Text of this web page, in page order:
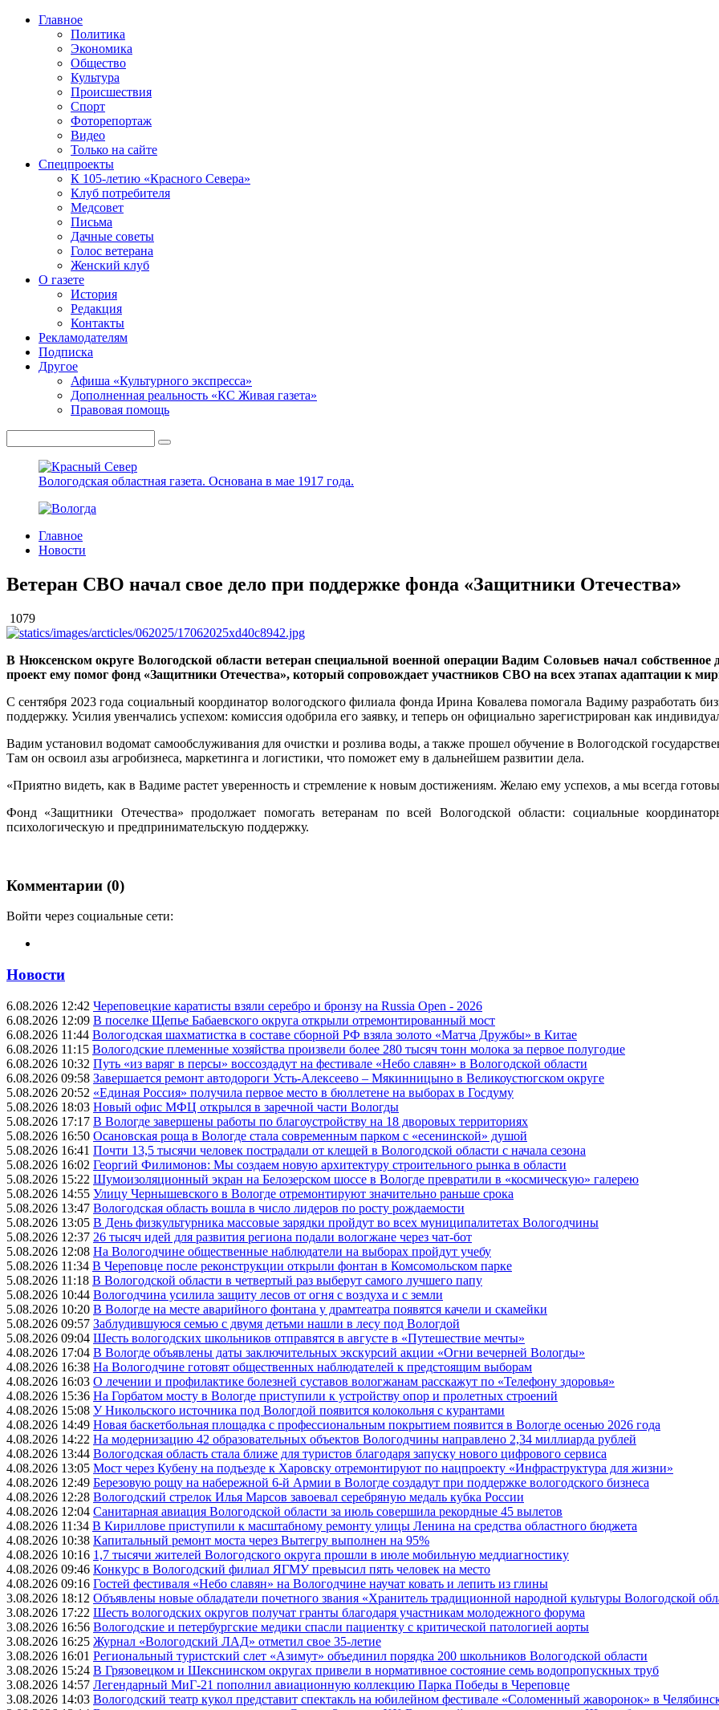
Главное
Политика
Экономика
Общество
Культура
Происшествия
Спорт
Фоторепортаж
Видео
Только на сайте
Спецпроекты
К 105-летию «Красного Севера»
Клуб потребителя
Медсовет
Письма
Дачные советы
Голос ветерана
Женский клуб
О газете
История
Редакция
Контакты
Рекламодателям
Подписка
Другое
Афиша «Культурного экспресса»
Дополненная реальность «КС Живая газета»
Правовая помощь
Вологодская областная газета. Основана в мае 1917 года.
Главное
Новости
Ветеран СВО начал свое дело при поддержке фонда «Защитники Отечества»
1079
В Нюксенском округе Вологодской области ветеран специальной военной операции Вадим Соловьев начал
проект ему помог фонд «Защитники Отечества», который сопровождает участников СВО на всех этапах адаптации к
С сентября 2023 года социальный координатор вологодского филиала фонда Ирина Ковалева помогала Вадиму разработать
поддержку. Усилия увенчались успехом: комиссия одобрила его заявку, и теперь он официально зарегистрирован как
Вадим установил водомат самообслуживания для очистки и розлива воды, а также прошел обучение в Вологодской
Там он освоил азы агробизнеса, маркетинга и логистики, что поможет ему в дальнейшем развитии дела.
«Приятно видеть, как в Вадиме растет уверенность и стремление к новым достижениям. Желаю ему успехов, а мы всегда
Фонд «Защитники Отечества» продолжает помогать ветеранам по всей Вологодской области: социальные
психологическую и предпринимательскую поддержку.
Комментарии (0)
Войти через социальные сети:
Новости
6.08.2026 12:42 Череповецкие каратисты взяли серебро и бронзу на Russia Open - 2026
6.08.2026 12:09 В поселке Щепье Бабаевского округа открыли отремонтированный мост
6.08.2026 11:44 Вологодская шахматистка в составе сборной РФ взяла золото «Матча Дружбы» в Китае
6.08.2026 11:15 Вологодские племенные хозяйства произвели более 280 тысяч тонн молока за первое полугодие
6.08.2026 10:32 Путь «из варяг в персы» воссоздадут на фестивале «Небо славян» в Вологодской области
6.08.2026 09:58 Завершается ремонт автодороги Усть-Алексеево – Мякинницыно в Великоустюгском округе
5.08.2026 20:52 «Единая Россия» получила первое место в бюллетене на выборах в Госдуму
5.08.2026 18:03 Новый офис МФЦ открылся в заречной части Вологды
5.08.2026 17:17 В Вологде завершены работы по благоустройству на 18 дворовых территориях
5.08.2026 16:50 Осановская роща в Вологде стала современным парком с «есенинской» душой
5.08.2026 16:41 Почти 13,5 тысячи человек пострадали от клещей в Вологодской области с начала сезона
5.08.2026 16:02 Георгий Филимонов: Мы создаем новую архитектуру строительного рынка в области
5.08.2026 15:22 Шумоизоляционный экран на Белозерском шоссе в Вологде превратили в «космическую» галерею
5.08.2026 14:55 Улицу Чернышевского в Вологде отремонтируют значительно раньше срока
5.08.2026 13:47 Вологодская область вошла в число лидеров по росту рождаемости
5.08.2026 13:05 В День физкультурника массовые зарядки пройдут во всех муниципалитетах Вологодчины
5.08.2026 12:37 26 тысяч идей для развития региона подали вологжане через чат-бот
5.08.2026 12:08 На Вологодчине общественные наблюдатели на выборах пройдут учебу
5.08.2026 11:34 В Череповце после реконструкции открыли фонтан в Комсомольском парке
5.08.2026 11:18 В Вологодской области в четвертый раз выберут самого лучшего папу
5.08.2026 10:44 Вологодчина усилила защиту лесов от огня с воздуха и с земли
5.08.2026 10:20 В Вологде на месте аварийного фонтана у драмтеатра появятся качели и скамейки
5.08.2026 09:57 Заблудившуюся семью с двумя детьми нашли в лесу под Вологдой
5.08.2026 09:04 Шесть вологодских школьников отправятся в августе в «Путешествие мечты»
4.08.2026 17:04 В Вологде объявлены даты заключительных экскурсий акции «Огни вечерней Вологды»
4.08.2026 16:38 На Вологодчине готовят общественных наблюдателей к предстоящим выборам
4.08.2026 16:03 О лечении и профилактике болезней суставов вологжанам расскажут по «Телефону здоровья»
4.08.2026 15:36 На Горбатом мосту в Вологде приступили к устройству опор и пролетных строений
4.08.2026 15:08 У Никольского источника под Вологдой появится колокольня с курантами
4.08.2026 14:49 Новая баскетбольная площадка с профессиональным покрытием появится в Вологде осенью 2026 года
4.08.2026 14:22 На модернизацию 42 образовательных объектов Вологодчины направлено 2,34 миллиарда рублей
4.08.2026 13:44 Вологодская область стала ближе для туристов благодаря запуску нового цифрового сервиса
4.08.2026 13:05 Мост через Кубену на подъезде к Харовску отремонтируют по нацпроекту «Инфраструктура для жизни»
4.08.2026 12:49 Березовую рощу на набережной 6-й Армии в Вологде создадут при поддержке вологодского бизнеса
4.08.2026 12:28 Вологодский стрелок Илья Марсов завоевал серебряную медаль кубка России
4.08.2026 12:04 Санитарная авиация Вологодской области за июль совершила рекордные 45 вылетов
4.08.2026 11:34 В Кириллове приступили к масштабному ремонту улицы Ленина на средства областного бюджета
4.08.2026 10:38 Капитальный ремонт моста через Вытегру выполнен на 95%
4.08.2026 10:16 1,7 тысячи жителей Вологодского округа прошли в июле мобильную меддиагностику
4.08.2026 09:46 Конкурс в Вологодский филиал ЯГМУ превысил пять человек на место
4.08.2026 09:16 Гостей фестиваля «Небо славян» на Вологодчине научат ковать и лепить из глины
3.08.2026 18:12 Объявлены новые обладатели почетного звания «Хранитель традиционной народной культуры Вологодской
3.08.2026 17:22 Шесть вологодских округов получат гранты благодаря участникам молодежного форума
3.08.2026 16:56 Вологодские и петербургские медики спасли пациентку с критической патологией аорты
3.08.2026 16:25 Журнал «Вологодский ЛАД» отметил свое 35-летие
3.08.2026 16:01 Региональный туристский слет «Азимут» объединил порядка 200 школьников Вологодской области
3.08.2026 15:24 В Грязовецком и Шекснинском округах привели в нормативное состояние семь водопропускных труб
3.08.2026 14:57 Легендарный МиГ-21 пополнил авиационную коллекцию Парка Победы в Череповце
3.08.2026 14:03 Вологодский театр кукол представит спектакль на юбилейном фестивале «Соломенный жаворонок» в